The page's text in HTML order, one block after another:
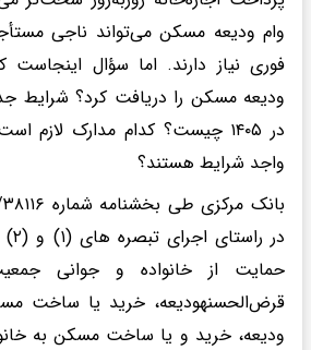
وام ودیعه مسکن می‌تواند ناجی
فوری نیاز دارند. اما سؤال
ودیعه مسکن را دریافت کرد؟ شرایط
در ۱۴۰۵ چیست؟ کدام مدارک
واجد شرایط هستند؟
حمایت از خانواده و جوانی
قرض‌الحسنهودیعه، خرید یا ساخت
ودیعه، خرید و یا ساخت مسکن به